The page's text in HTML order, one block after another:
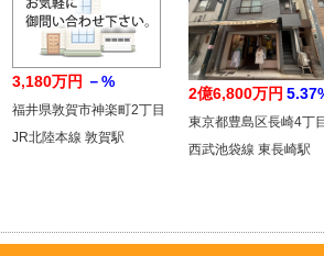
3,180万円 －%
福井県敦賀市神楽町2丁目
JR北陸本線 敦賀駅
2億6,800万円
東京都豊島区長崎4丁
西武池袋線 東長崎駅